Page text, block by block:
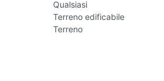
Qualsiasi
Terreno edificabile
Terreno